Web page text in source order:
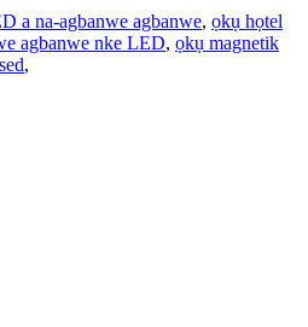
a na-agbanwe agbanwe, ọkụ họtel
agbanwe nke LED, ọkụ magnetik
,